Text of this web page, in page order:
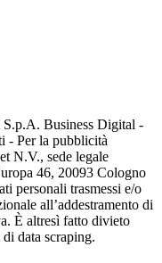
Business Digital -
- Per la pubblicità
N.V., sede legale
46, 20093 Cologno
personali trasmessi e/o
all’addestramento di
È altresì fatto divieto
data scraping.